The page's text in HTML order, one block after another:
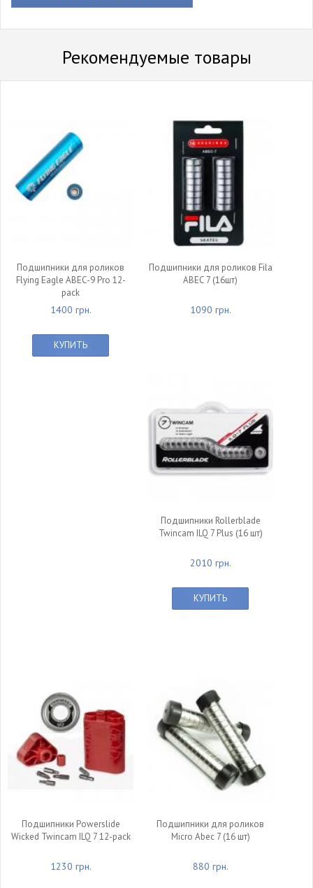
Рекомендуемые товары
Подшипники для роликов
Flying Eagle ABEC-9 Pro 12-
pack
1400 грн.
КУПИТЬ
Подшипники для роликов Fila
ABEC 7 (16шт)
1090 грн.
Подшипники Rollerblade
Twincam ILQ 7 Plus (16 шт)
2010 грн.
КУПИТЬ
Подшипники Powerslide
Wicked Twincam ILQ 7 12-pack
1230 грн.
Подшипники для роликов
Micro Abec 7 (16 шт)
880 грн.